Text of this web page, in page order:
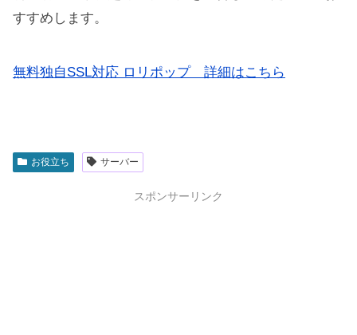
すすめします。
無料独自SSL対応 ロリポップ 詳細はこちら
お役立ち サーバー
スポンサーリンク